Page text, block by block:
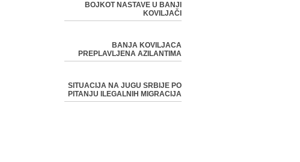
BOJKOT NASTAVE U BANJI
KOVILJAČI
BANJA KOVILJACA
PREPLAVLJENA AZILANTIMA
SITUACIJA NA JUGU SRBIJE PO
PITANJU ILEGALNIH MIGRACIJA